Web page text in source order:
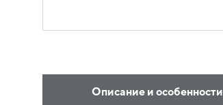
Описание и особенности